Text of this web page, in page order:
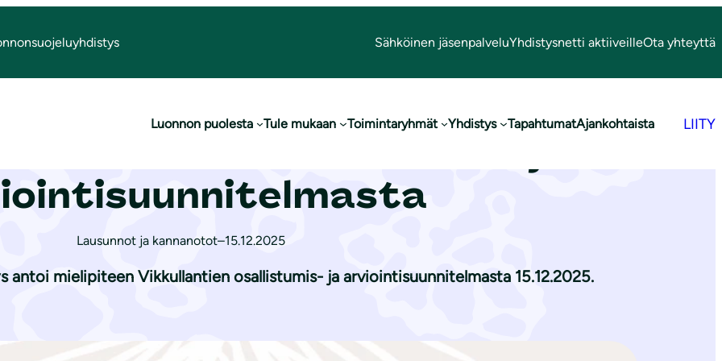
Sähköinen jäsenpalveluYhdistysnetti aktiiveilleOta yhteyttä
Luonnon puolesta Tule mukaan Toimintaryhmät Yhdistys TapahtumatAjankohtaista LIITY
ja arviointisuunnitelmasta
osallistumis- ja
Lausunnot ja kannanotot–15.12.2025
antoi mielipiteen Vikkullantien osallistumis- ja arviointisuunnitelmasta 15.12.2025.